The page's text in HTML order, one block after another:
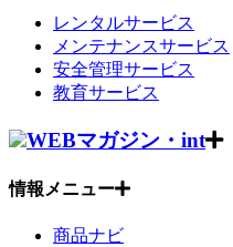
レンタルサービス
メンテナンスサービス
安全管理サービス
教育サービス
WEBマガジン・int
情報メニュー
商品ナビ